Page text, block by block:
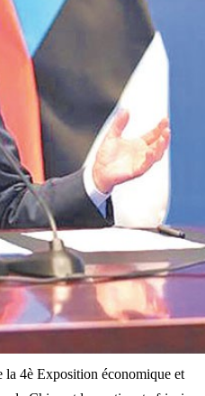
la 4è Exposition économique et